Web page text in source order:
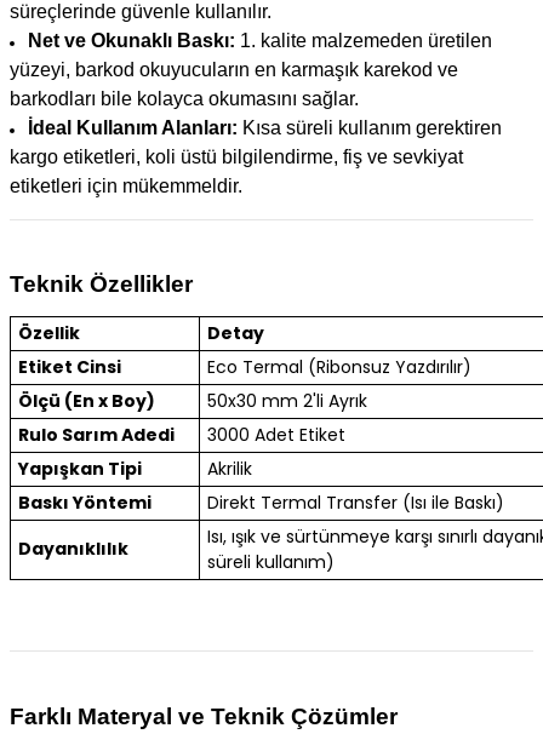
süreçlerinde güvenle kullanılır.
Net ve Okunaklı Baskı: 1. kalite malzemeden üretilen
yüzeyi, barkod okuyucuların en karmaşık karekod ve
barkodları bile kolayca okumasını sağlar.
İdeal Kullanım Alanları: Kısa süreli kullanım gerektiren
kargo etiketleri, koli üstü bilgilendirme, fiş ve sevkiyat
etiketleri için mükemmeldir.
Teknik Özellikler
Özellik
Detay
Etiket Cinsi
Eco Termal (Ribonsuz Yazdırılır)
Ölçü (En x Boy)
50x30 mm 2'li Ayrık
Rulo Sarım Adedi
3000 Adet Etiket
Yapışkan Tipi
Akrilik
Baskı Yöntemi
Direkt Termal Transfer (Isı ile Baskı)
Dayanıklılık
Isı, ışık ve sürtünmeye karşı sınırlı
süreli kullanım)
Farklı Materyal ve Teknik Çözümler